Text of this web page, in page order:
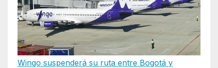
Wingo suspenderá su ruta entre Bogotá y